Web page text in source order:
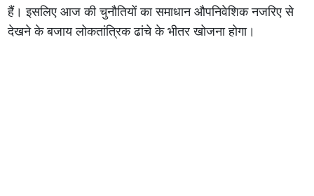
हैं। इसलिए आज की चुनौतियों का समाधान औपनिवेशिक नजरिए से
देखने के बजाय लोकतांत्रिक ढांचे के भीतर खोजना होगा।